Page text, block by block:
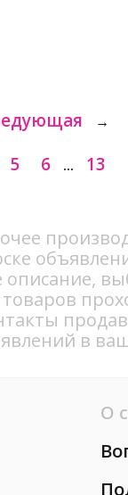
→
5 6 ... 13
в
О